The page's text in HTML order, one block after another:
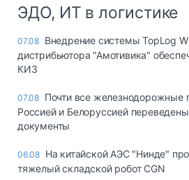
ЭДО, ИТ в логистике
07.08 Внедрение системы TopLog
дистрибьютора "Амотивика"
КИЗ
07.08 Почти все железнодорожные
Россией и Белоруссией
документы
06.08 На китайской АЭС "Нинде"
тяжелый складской робот CGN